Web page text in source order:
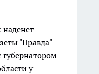
наденет
"Правда"
губернатором
у